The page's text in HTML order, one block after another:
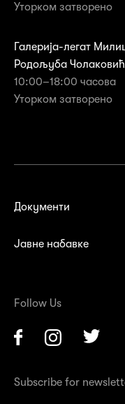
Уторком затворено
Галерија-легат
Родољуба
10:00–18:00 часова
Уторком затворенo
Документи
Јавне набавке
Follow Us
Facebook Instagram
Subscribe for